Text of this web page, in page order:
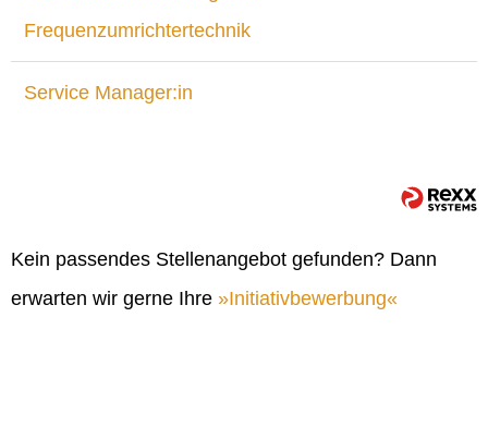
Frequenzumrichtertechnik
Service Manager:in
Kein passendes Stellenangebot gefunden? Dann
erwarten wir gerne Ihre
Initiativbewerbung